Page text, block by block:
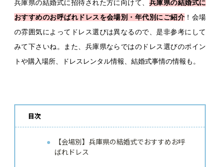
兵庫県の結婚式に招待された方に向けて、 兵庫県の結婚式に
おすすめのお呼ばれドレスを会場別・年代別にご紹介 ！会場
の雰囲気によってドレス選びは異なるので、是非参考にして
みて下さいね。また、兵庫県ならではのドレス選びのポイン
トや購入場所、ドレスレンタル情報、結婚式事情の情報も。
目次
【会場別】兵庫県の結婚式でおすすめお呼
ばれドレス